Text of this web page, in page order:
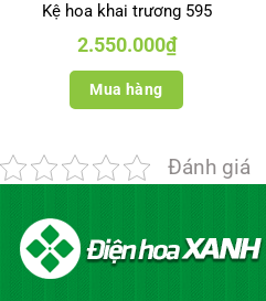
Kệ hoa khai trương 595
2.550.000₫
Mua hàng
Đánh giá